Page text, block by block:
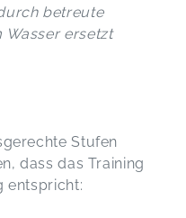
betreute
Wasser ersetzt
Stufen
dass das Training
entspricht: